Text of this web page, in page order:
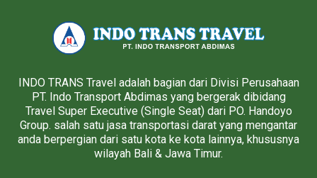
INDO TRANS Travel adalah bagian dari Divisi Perusahaan
PT. Indo Transport Abdimas yang bergerak dibidang
Travel Super Executive (Single Seat) dari PO. Handoyo
Group. salah satu jasa transportasi darat yang mengantar
anda berpergian dari satu kota ke kota lainnya, khususnya
wilayah Bali & Jawa Timur.